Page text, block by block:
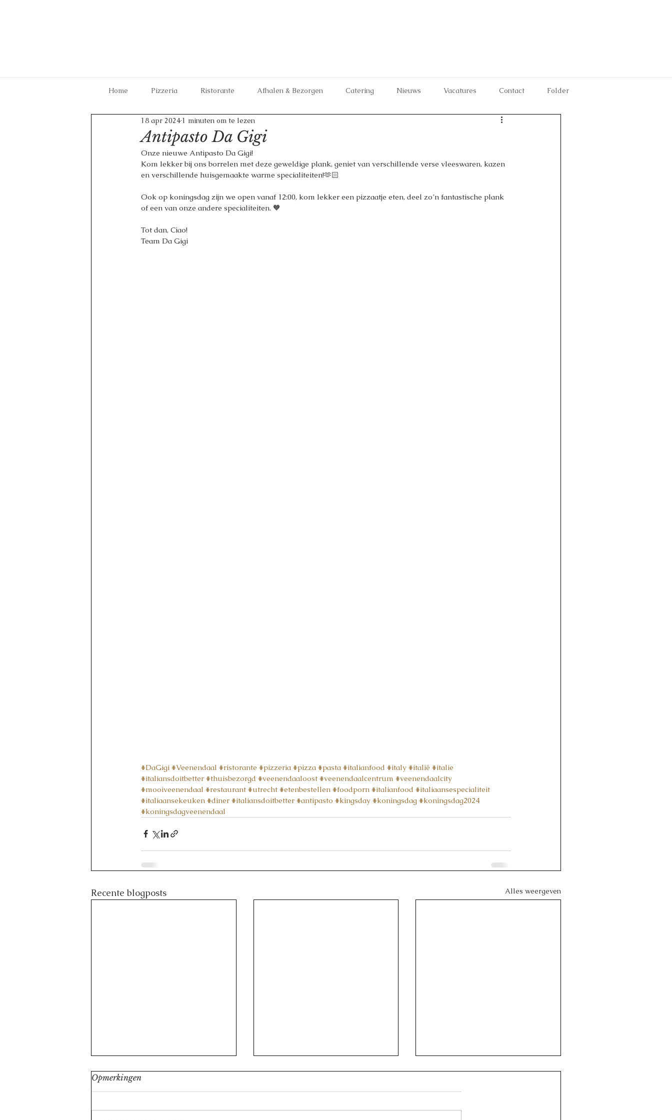
Home Pizzeria Ristorante Afhalen & Bezorgen Catering Nieuws Vacatures Contact Folder
Antipasto Da Gigi
18 apr 2024 1 minuten om te lezen
Onze nieuwe Antipasto Da Gigi!
Kom lekker bij ons borrelen met deze geweldige plank, geniet van verschillende verse vleeswaren, kazen
en verschillende huisgemaakte warme specialiteiten!🫶🏻
Ook op koningsdag zijn we open vanaf 12:00, kom lekker een pizzaatje eten, deel zo’n fantastische plank
of een van onze andere specialiteiten. 🧡
Tot dan, Ciao!
Team Da Gigi
#DaGigi #Veenendaal #ristorante #pizzeria #pizza #pasta #italianfood #italy #italië #italie
#italiansdoitbetter #thuisbezorgd #veenendaaloost #veenendaalcentrum #veenendaalcity
#mooiveenendaal #restaurant #utrecht #etenbestellen #foodporn #italianfood #italiaansespecialiteit
#italiaansekeuken #diner #italiansdoitbetter #antipasto #kingsday #koningsdag #koningsdag2024
#koningsdagveenendaal
Recente blogposts Alles weergeven
Carbonara
Opmerkingen